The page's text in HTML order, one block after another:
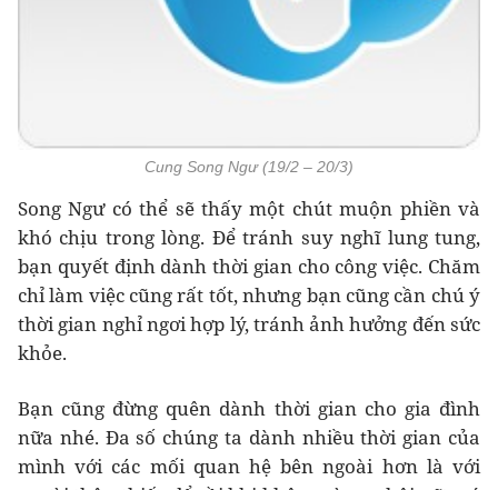
Cung Song Ngư (19/2 – 20/3)
Song Ngư có thể sẽ thấy một chút muộn phiền và
khó chịu trong lòng. Để tránh suy nghĩ lung tung,
bạn quyết định dành thời gian cho công việc. Chăm
chỉ làm việc cũng rất tốt, nhưng bạn cũng cần chú ý
thời gian nghỉ ngơi hợp lý, tránh ảnh hưởng đến sức
khỏe.
Bạn cũng đừng quên dành thời gian cho gia đình
nữa nhé. Đa số chúng ta dành nhiều thời gian của
mình với các mối quan hệ bên ngoài hơn là với